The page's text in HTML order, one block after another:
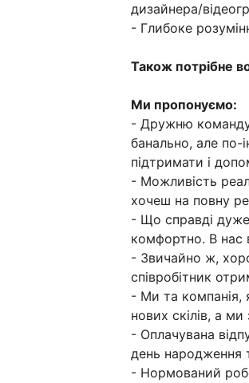
дизайнера/
- Глибоке
Також потрібне
Ми пропонуємо:
- Дружню
банально, але по-
підтримати і
- Можливість
хочеш на повну
- Що справді
комфортно. В нас
- Звичайно ж,
співробітник
- Ми та компанія,
нових скілів, а
- Оплачувана
день народження
- Нормований